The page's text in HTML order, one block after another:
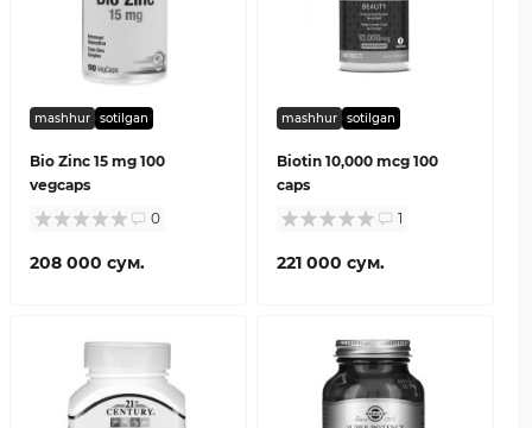
mashhur sotilgan
Bio Zinc 15 mg 100
vegcaps
0
208 000 сум.
mashhur sotilgan
Biotin 10,000 mcg 100
caps
1
221 000 сум.